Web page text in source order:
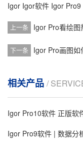
Igor Igor软件 Igor Pro9
上一条 Igor Pro看绘图
下一条 Igor Pro画图如
相关产品 /
Igor Pro10软件 正版软
Igor Pro9软件 | 数据分